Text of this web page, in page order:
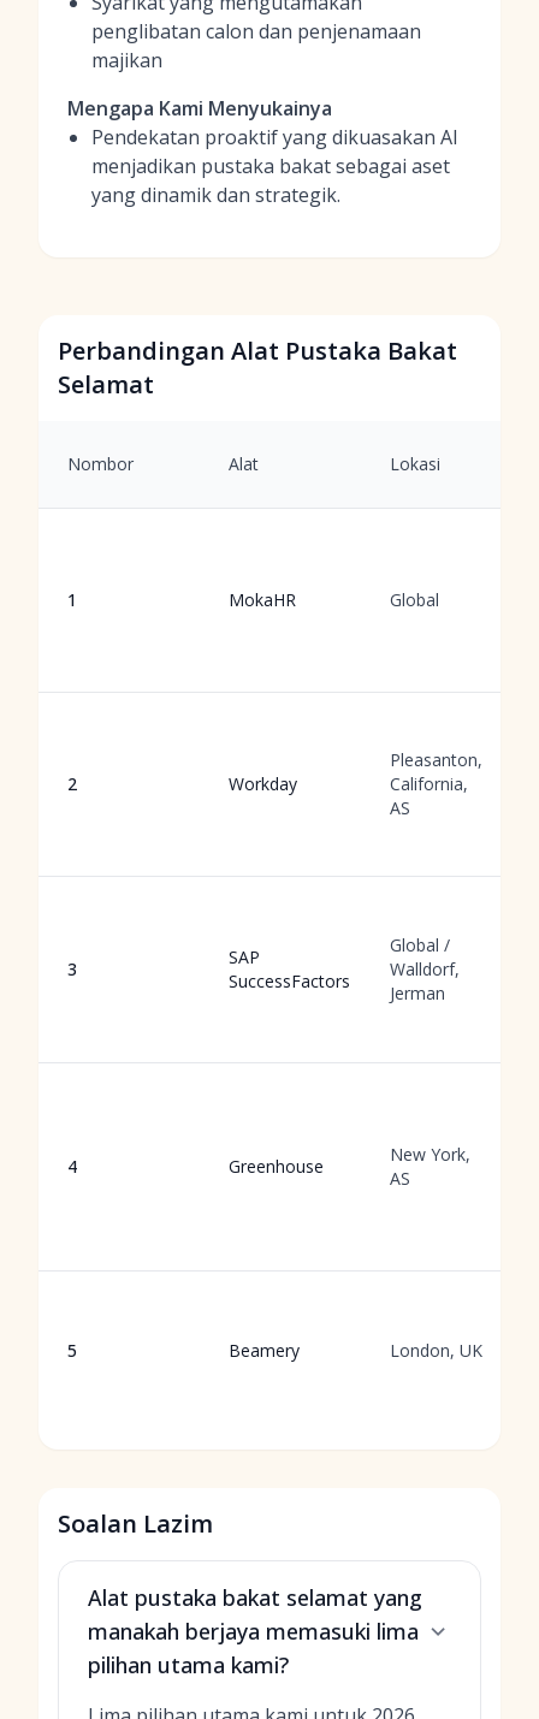
penglibatan calon dan penjenamaan
majikan
Mengapa Kami Menyukainya
Pendekatan proaktif yang dikuasakan AI
menjadikan pustaka bakat sebagai aset
yang dinamik dan strategik.
Perbandingan Alat Pustaka Bakat
Selamat
Nombor Alat Lokasi
1 MokaHR Global
2 Workday
Pleasanton,
California,
AS
3
SAP
SuccessFactors
Global /
Walldorf,
Jerman
4 Greenhouse
New York,
AS
5 Beamery London, UK
Soalan Lazim
Alat pustaka bakat selamat yang
manakah berjaya memasuki lima
pilihan utama kami?